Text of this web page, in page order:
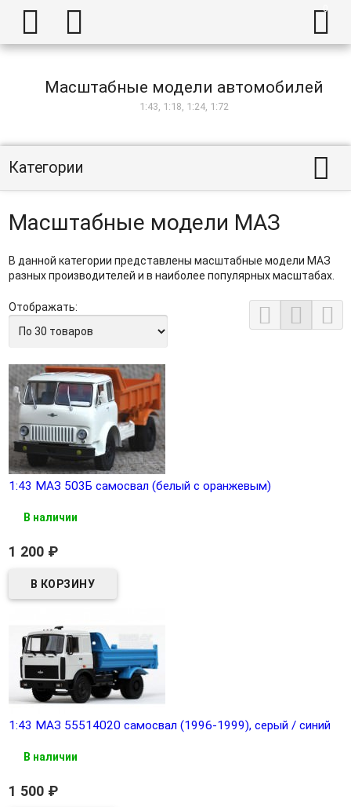
  
Масштабные модели автомобилей
1:43, 1:18, 1:24, 1:72
Категории 
Масштабные модели МАЗ
В данной категории представлены масштабные модели МАЗ
разных производителей и в наиболее популярных масштабах.
Отображать:   
1:43 МАЗ 503Б самосвал (белый с оранжевым)
В наличии
1 200 ₽
1:43 МАЗ 55514020 самосвал (1996-1999), серый / синий
В наличии
1 500 ₽